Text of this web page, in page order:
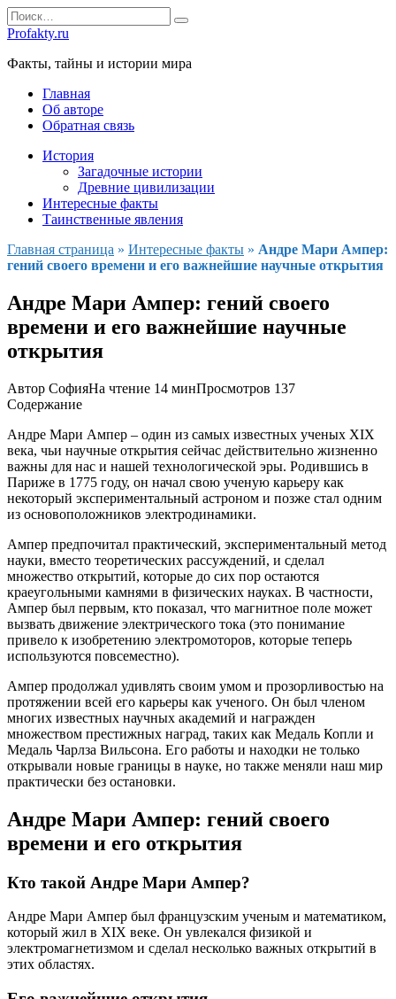
Перейти
к
содержанию
Search
for:
Profakty.ru
Факты, тайны и истории мира
Главная
Об авторе
Обратная связь
История
Загадочные истории
Древние цивилизации
Интересные факты
Таинственные явления
Главная страница » Интересные факты » Андре Мари Ампер:
гений своего времени и его важнейшие научные открытия
Андре Мари Ампер: гений своего
времени и его важнейшие научные
открытия
Автор СофияНа чтение 14 минПросмотров 137
Содержание
Андре Мари Ампер – один из самых известных ученых XIX
века, чьи научные открытия сейчас действительно жизненно
важны для нас и нашей технологической эры. Родившись в
Париже в 1775 году, он начал свою ученую карьеру как
некоторый экспериментальный астроном и позже стал одним
из основоположников электродинамики.
Ампер предпочитал практический, экспериментальный метод
науки, вместо теоретических рассуждений, и сделал
множество открытий, которые до сих пор остаются
краеугольными камнями в физических науках. В частности,
Ампер был первым, кто показал, что магнитное поле может
вызвать движение электрического тока (это понимание
привело к изобретению электромоторов, которые теперь
используются повсеместно).
Ампер продолжал удивлять своим умом и прозорливостью на
протяжении всей его карьеры как ученого. Он был членом
многих известных научных академий и награжден
множеством престижных наград, таких как Медаль Копли и
Медаль Чарлза Вильсона. Его работы и находки не только
открывали новые границы в науке, но также меняли наш мир
практически без остановки.
Андре Мари Ампер: гений своего
времени и его открытия
Кто такой Андре Мари Ампер?
Андре Мари Ампер был французским ученым и математиком,
который жил в XIX веке. Он увлекался физикой и
электромагнетизмом и сделал несколько важных открытий в
этих областях.